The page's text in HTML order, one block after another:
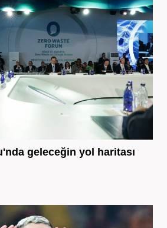
geleceğin yol haritası